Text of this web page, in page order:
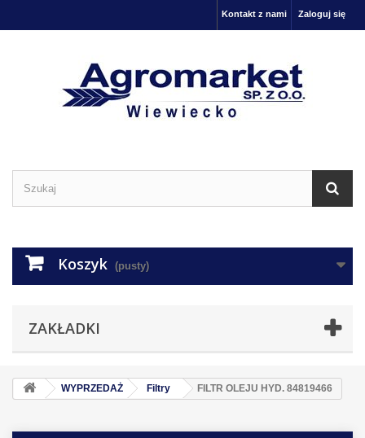
Zaloguj się
Kontakt z nami
Koszyk (pusty)
ZAKŁADKI
WYPRZEDAŻ Filtry FILTR OLEJU HYD. 84819466